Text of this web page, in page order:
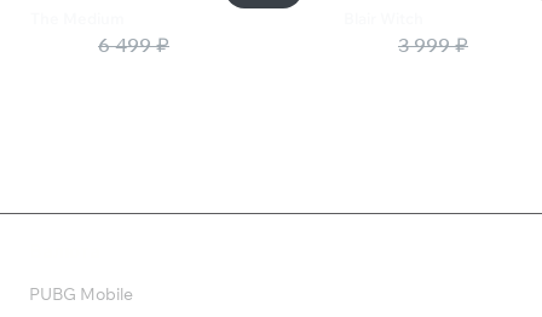
6 499 ₽ 3 999 ₽
PUBG Mobile